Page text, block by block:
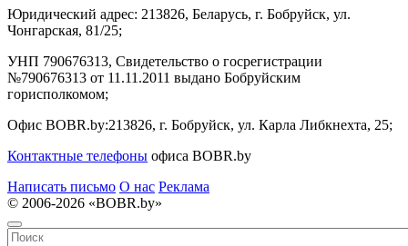
Юридический адрес: 213826, Беларусь, г. Бобруйск, ул.
Чонгарская, 81/25;
УНП 790676313, Свидетельство о госрегистрации
№790676313 от 11.11.2011 выдано Бобруйским
горисполкомом;
Офис BOBR.by:213826, г. Бобруйск, ул. Карла Либкнехта, 25;
Контактные телефоны офиса BOBR.by
Написать письмо О нас Реклама
© 2006-2026 «BOBR.by»